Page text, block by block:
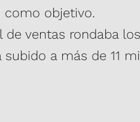
como objetivo.
ventas rondaba
a más de 11